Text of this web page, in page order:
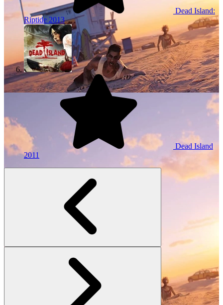
Dead Island:
Riptide 2013
Dead Island
2011